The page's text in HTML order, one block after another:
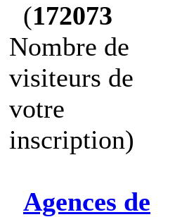
(172073
Nombre de
visiteurs de
votre
inscription)
Agences de